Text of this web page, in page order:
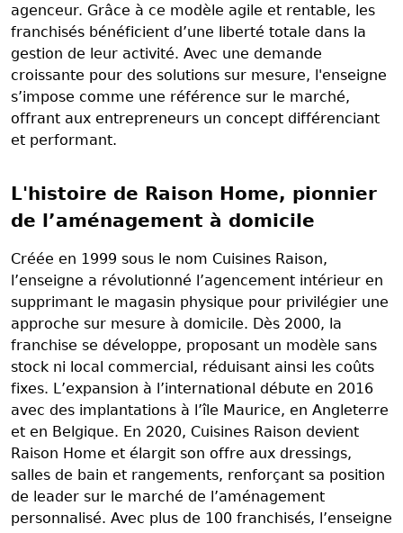
agenceur. Grâce à ce modèle agile et rentable, les
franchisés bénéficient d’une liberté totale dans la
gestion de leur activité. Avec une demande
croissante pour des solutions sur mesure, l'enseigne
s’impose comme une référence sur le marché,
offrant aux entrepreneurs un concept différenciant
et performant.
L'histoire de Raison Home, pionnier
de l’aménagement à domicile
Créée en 1999 sous le nom Cuisines Raison,
l’enseigne a révolutionné l’agencement intérieur en
supprimant le magasin physique pour privilégier une
approche sur mesure à domicile. Dès 2000, la
franchise se développe, proposant un modèle sans
stock ni local commercial, réduisant ainsi les coûts
fixes. L’expansion à l’international débute en 2016
avec des implantations à l’île Maurice, en Angleterre
et en Belgique. En 2020, Cuisines Raison devient
Raison Home et élargit son offre aux dressings,
salles de bain et rangements, renforçant sa position
de leader sur le marché de l’aménagement
personnalisé. Avec plus de 100 franchisés, l’enseigne